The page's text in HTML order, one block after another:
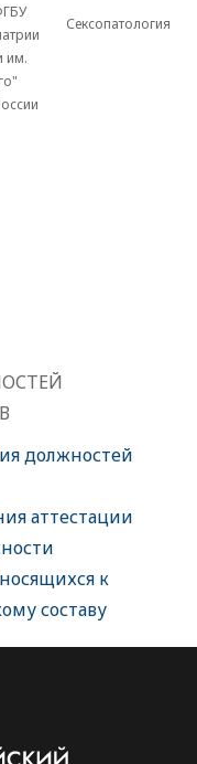
им.
Сексопатология
должностей
аттестации
к
составу